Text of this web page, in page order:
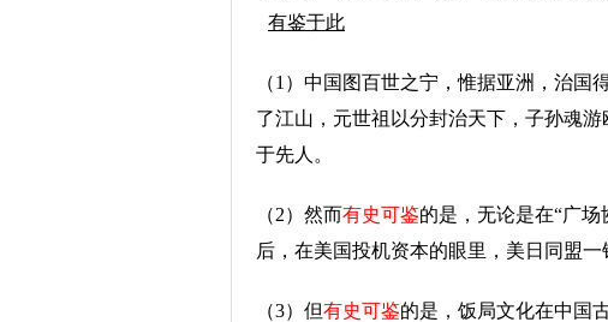
有鉴于此
（1）中国图百世之宁，惟据亚洲，治国
了江山，元世祖以分封治天下，子孙魂
于先人。
（2）然而有史可鉴的是，无论是在“广
后，在美国投机资本的眼里，美日同盟一
（3）但有史可鉴的是，饭局文化在中国